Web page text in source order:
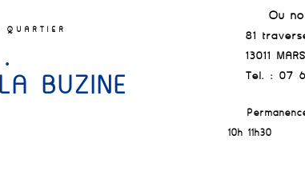
BUZINE
Où
81 traverse
13011
Tel. : 07
10h-11h30